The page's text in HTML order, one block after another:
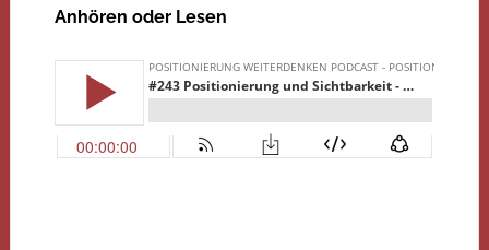
Anhören oder Lesen